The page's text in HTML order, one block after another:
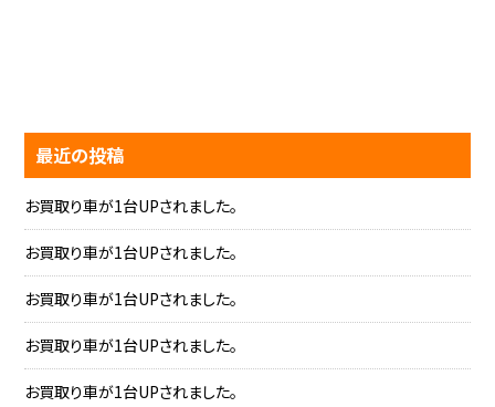
最近の投稿
お買取り車が1台UPされました。
お買取り車が1台UPされました。
お買取り車が1台UPされました。
お買取り車が1台UPされました。
お買取り車が1台UPされました。